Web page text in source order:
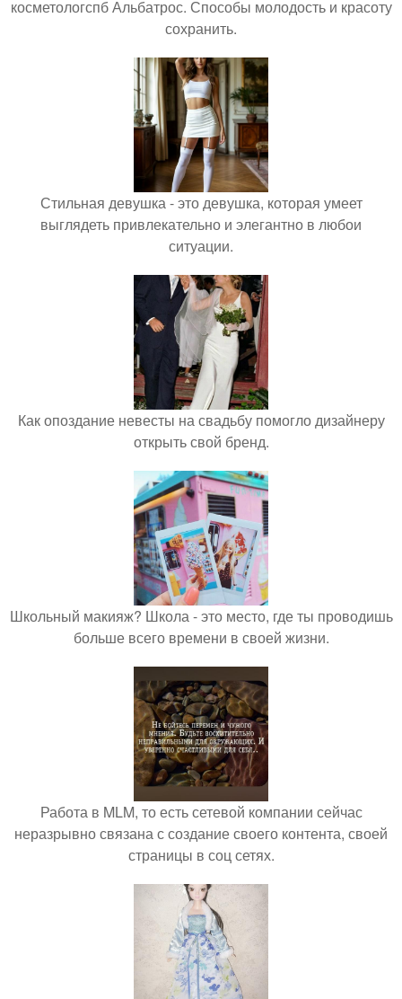
косметологспб Альбатрос. Способы молодость и красоту
сохранить.
Стильная девушка - это девушка, которая умеет
выглядеть привлекательно и элегантно в любои
ситуации.
Как опоздание невесты на свадьбу помогло дизайнеру
открыть свой бренд.
Школьный макияж? Школа - это место, где ты проводишь
больше всего времени в своей жизни.
Работа в MLM, то есть сетевой компании сейчас
неразрывно связана с создание своего контента, своей
страницы в соц сетях.